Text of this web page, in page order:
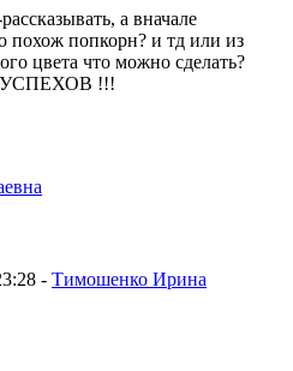
а вначале
похож попкорн? и тд или из
цвета что можно сделать?
УСПЕХОВ !!!
- Тимошенко Ирина